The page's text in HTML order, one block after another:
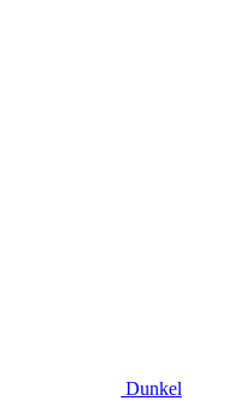
Dunkel